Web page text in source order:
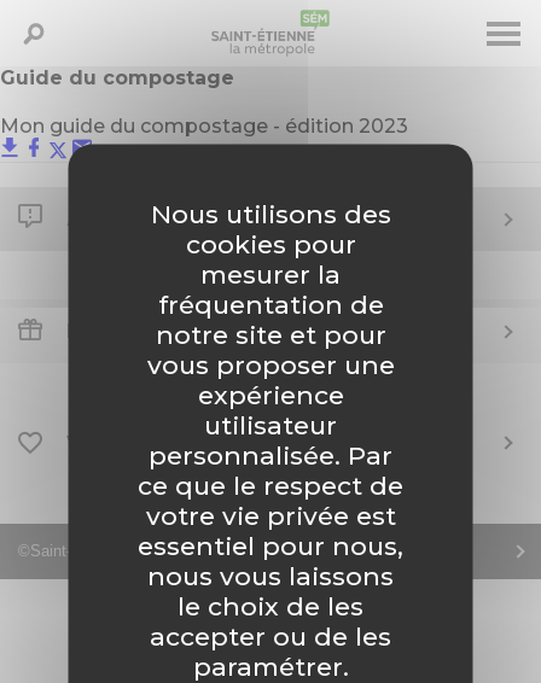
Aller
contenu
principal
LA MÉTROPOLE
HABITER - SE DÉPLACER
ÉTUDIER - ENTREPRENDRE
DESIGN - CULTURE - SPORT
DISPOSITIFS SOCIAUX - INSERTION
GRANDS PROJETS
FACEBOOK
YOUTUBE
Saisissez votre recherche - Ex: déchets,
horaires, élus...
Guide du compostage
Mon guide du compostage - édition 2023
Profitez-en !
Vous allez aimer !
A ne pas manquer
©Saint-Etienne Métropole 2016
Panneau de gestion des cookies
Nous utilisons des
cookies pour
mesurer la
fréquentation de
notre site et pour
vous proposer une
expérience
utilisateur
personnalisée. Par
ce que le respect de
votre vie privée est
essentiel pour nous,
nous vous laissons
le choix de les
accepter ou de les
paramétrer.